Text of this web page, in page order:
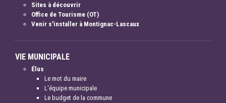
Sites à découvrir
Office de Tourisme (OT)
Venir s'installer à Montignac-Lascaux
VIE MUNICIPALE
Élus
Le mot du maire
L'équipe municipale
Le budget de la commune